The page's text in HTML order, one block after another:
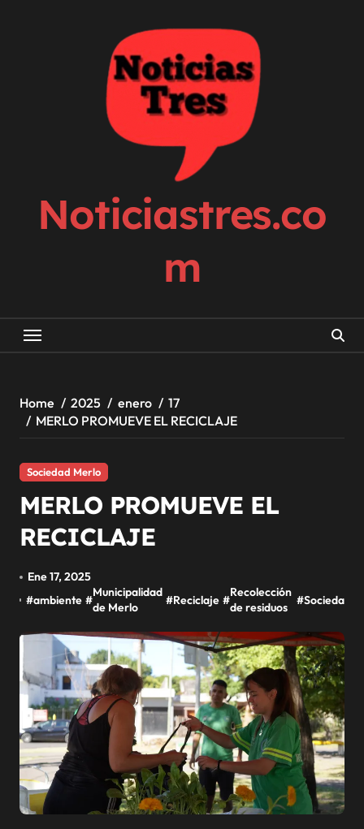
Noticiastres.co
m
Home 2025 enero
17
MERLO PROMUEVE EL RECICLAJE
Sociedad Merlo
MERLO PROMUEVE EL
RECICLAJE
Ene 17, 2025
#ambiente #
Municipalidad
de Merlo
#Reciclaje #
Recolección
de residuos
#Sociedad